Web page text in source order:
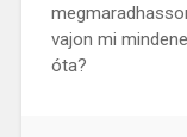
vajon mi
óta?